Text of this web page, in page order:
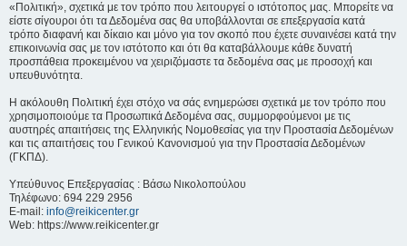
«Πολιτική», σχετικά με τον τρόπο που λειτουργεί ο ιστότοπος μας. Μπορείτε να
είστε σίγουροι ότι τα Δεδομένα σας θα υποβάλλονται σε επεξεργασία κατά
τρόπο διαφανή και δίκαιο και μόνο για τον σκοπό που έχετε συναινέσει κατά την
επικοινωνία σας με τον ιστότοπο και ότι θα καταβάλλουμε κάθε δυνατή
προσπάθεια προκειμένου να χειριζόμαστε τα δεδομένα σας με προσοχή και
υπευθυνότητα.
Η ακόλουθη Πολιτική έχει στόχο να σάς ενημερώσει σχετικά με τον τρόπο που
χρησιμοποιούμε τα Προσωπικά Δεδομένα σας, συμμορφούμενοι με τις
αυστηρές απαιτήσεις της Ελληνικής Νομοθεσίας για την Προστασία Δεδομένων
και τις απαιτήσεις του Γενικού Κανονισμού για την Προστασία Δεδομένων
(ΓΚΠΔ).
Υπεύθυνος Επεξεργασίας : Βάσω Νικολοπούλου
Τηλέφωνο: 694 229 2956
E-mail: info@reikicenter.gr
Web: https://www.reikicenter.gr